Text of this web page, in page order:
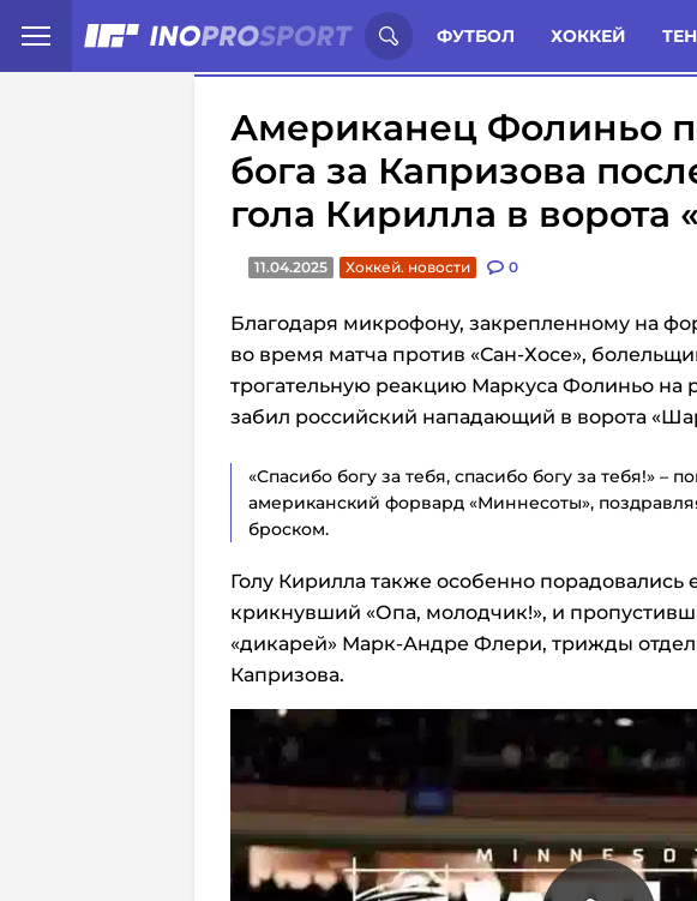
ФУТБОЛ ХОККЕЙ
Иностранцы о спорте России: Статьи Комменты
Американец Фолиньо
бога за Капризова
гола Кирилла в ворота
11.04.2025 Хоккей. новости 0
Благодаря микрофону, закрепленному на
во время матча против «Сан-Хосе»,
трогательную реакцию Маркуса Фолиньо
забил российский нападающий в ворота
«Спасибо богу за тебя, спасибо богу за тебя!» –
американский форвард «Миннесоты»,
броском.
Голу Кирилла также особенно порадовались
крикнувший «Опа, молодчик!», и
«дикарей» Марк-Андре Флери, трижды
Капризова.